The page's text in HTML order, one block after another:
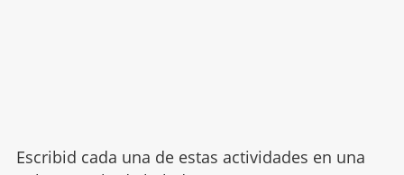
Escribid cada una de estas actividades en una